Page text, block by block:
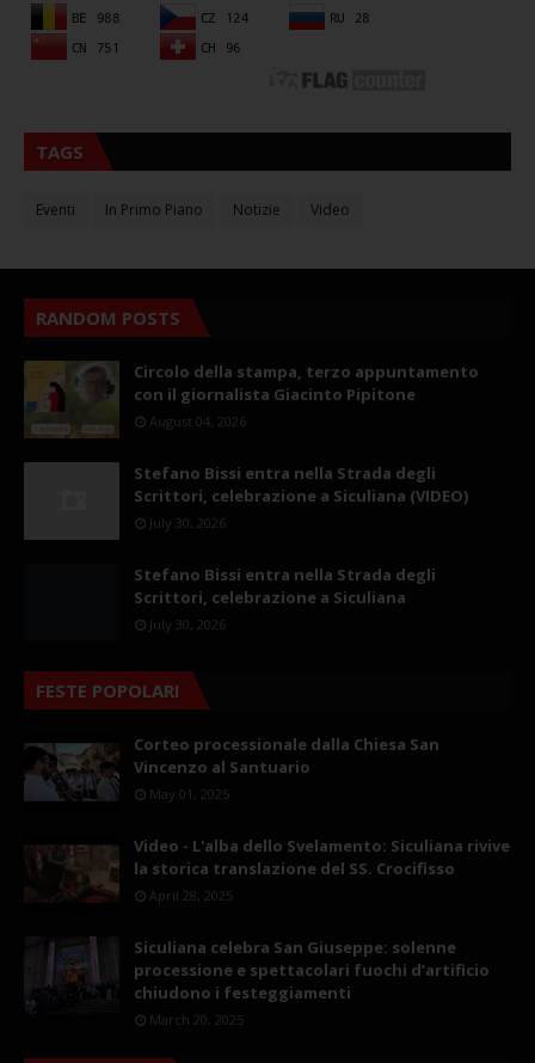
TAGS
Eventi In Primo Piano Notizie Video
RANDOM POSTS
Circolo della stampa, terzo appuntamento
con il giornalista Giacinto Pipitone
August 04, 2026
Stefano Bissi entra nella Strada degli
Scrittori, celebrazione a Siculiana (VIDEO)
July 30, 2026
Stefano Bissi entra nella Strada degli
Scrittori, celebrazione a Siculiana
July 30, 2026
FESTE POPOLARI
Corteo processionale dalla Chiesa San
Vincenzo al Santuario
May 01, 2025
Video - L'alba dello Svelamento: Siculiana rivive
la storica translazione del SS. Crocifisso
April 28, 2025
Siculiana celebra San Giuseppe: solenne
processione e spettacolari fuochi d’artificio
chiudono i festeggiamenti
March 20, 2025